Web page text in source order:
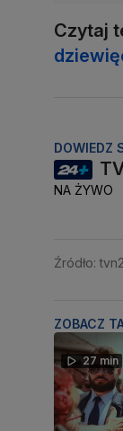
Czytaj
DOWIEDZ
NA ŻYWO
Źródło:
ZOBACZ
27 min